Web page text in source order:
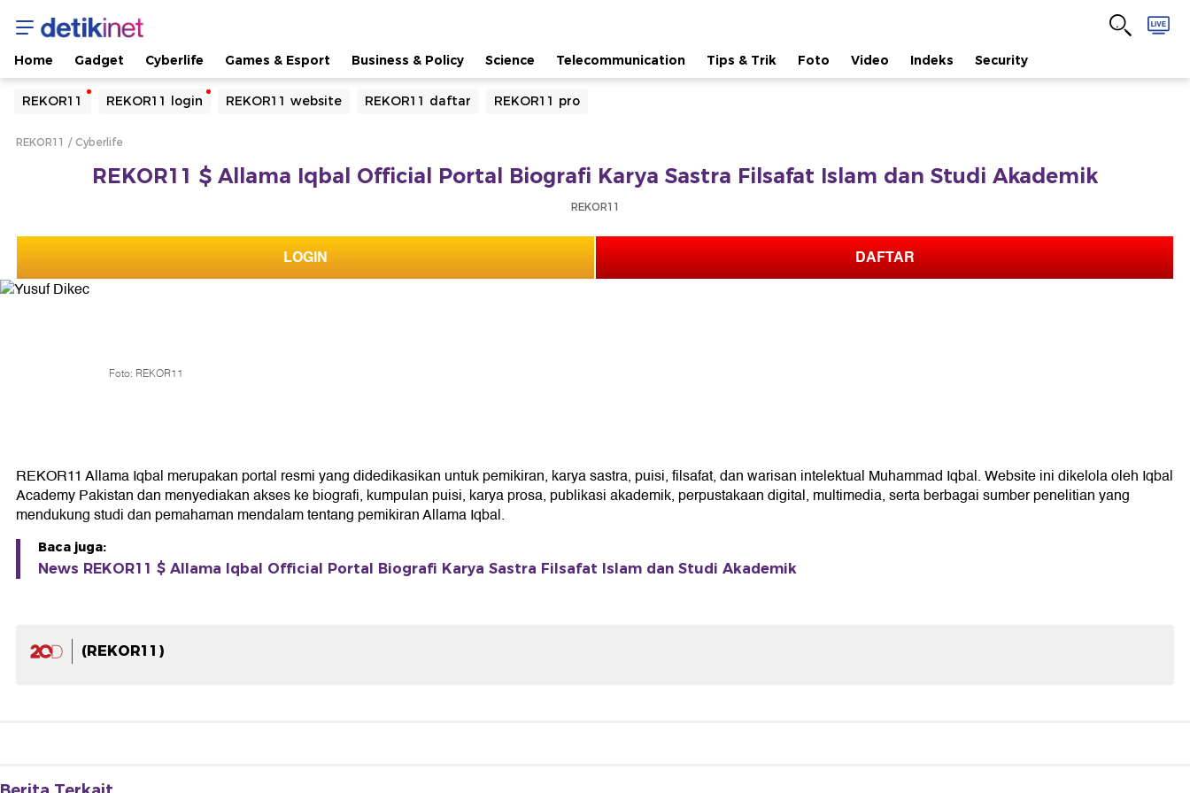
Home Gadget Cyberlife Games & Esport Business & Policy Science Telecommunication Tips & Trik Foto Video Indeks Security
REKOR11 REKOR11 login REKOR11 website REKOR11 daftar REKOR11 pro
Yang sedang ramai dicari
Loading...
REKOR11 Cyberlife
REKOR11 $ Allama Iqbal Official Portal Biografi Karya Sastra Filsafat Islam dan Studi Akademik
REKOR11
LOGIN DAFTAR
Foto: REKOR11
REKOR11 Allama Iqbal merupakan portal resmi yang didedikasikan untuk pemikiran, karya sastra, puisi, filsafat, dan warisan intelektual Muhammad Iqbal. Website ini dikelola oleh Iqbal
Academy Pakistan dan menyediakan akses ke biografi, kumpulan puisi, karya prosa, publikasi akademik, perpustakaan digital, multimedia, serta berbagai sumber penelitian yang
mendukung studi dan pemahaman mendalam tentang pemikiran Allama Iqbal.
Baca juga:
News REKOR11 $ Allama Iqbal Official Portal Biografi Karya Sastra Filsafat Islam dan Studi Akademik
(REKOR11)